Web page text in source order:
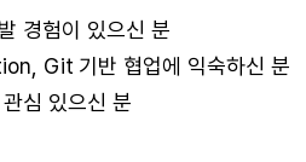
경험이 있으신 분
Git 기반 협업에 익숙하신 분
심 있으신 분